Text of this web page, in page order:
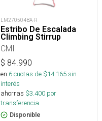
LM270504BA-R
Estribo De Escalada
Climbing Stirrup
CMI
$ 84.990
en 6cuotas de $14.165sin
interés
ahorras $3.400 por
transferencia.
Disponible